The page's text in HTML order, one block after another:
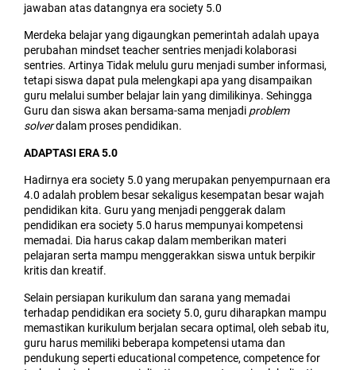
jawaban atas datangnya era society 5.0
Merdeka belajar yang digaungkan pemerintah adalah upaya
perubahan mindset teacher sentries menjadi kolaborasi
sentries. Artinya Tidak melulu guru menjadi sumber informasi,
tetapi siswa dapat pula melengkapi apa yang disampaikan
guru melalui sumber belajar lain yang dimilikinya. Sehingga
Guru dan siswa akan bersama-sama menjadi problem
solverdalam proses pendidikan.
ADAPTASI ERA 5.0
Hadirnya era society 5.0 yang merupakan penyempurnaan era
4.0 adalah problem besar sekaligus kesempatan besar wajah
pendidikan kita. Guru yang menjadi penggerak dalam
pendidikan era society 5.0 harus mempunyai kompetensi
memadai. Dia harus cakap dalam memberikan materi
pelajaran serta mampu menggerakkan siswa untuk berpikir
kritis dan kreatif.
Selain persiapan kurikulum dan sarana yang memadai
terhadap pendidikan era society 5.0, guru diharapkan mampu
memastikan kurikulum berjalan secara optimal, oleh sebab itu,
guru harus memiliki beberapa kompetensi utama dan
pendukung seperti educational competence, competence for